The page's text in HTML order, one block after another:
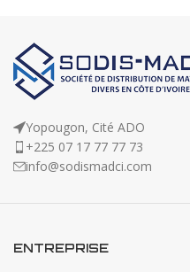
Yopougon, Cité ADO
+225 07 17 77 77 73
info@sodismadci.com
ENTREPRISE